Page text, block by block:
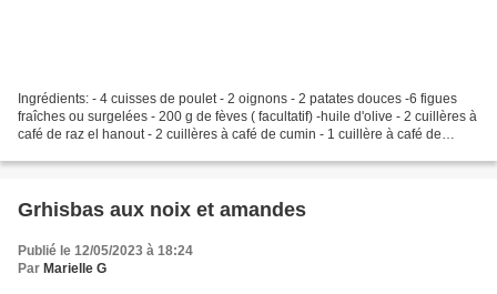
Ingrédients: - 4 cuisses de poulet - 2 oignons - 2 patates douces -6 figues
fraîches ou surgelées - 200 g de fèves ( facultatif) -huile d'olive - 2 cuillères à
café de raz el hanout - 2 cuillères à café de cumin - 1 cuillère à café de
Grhisbas aux noix et amandes
Publié le 12/05/2023 à 18:24
Par Marielle G